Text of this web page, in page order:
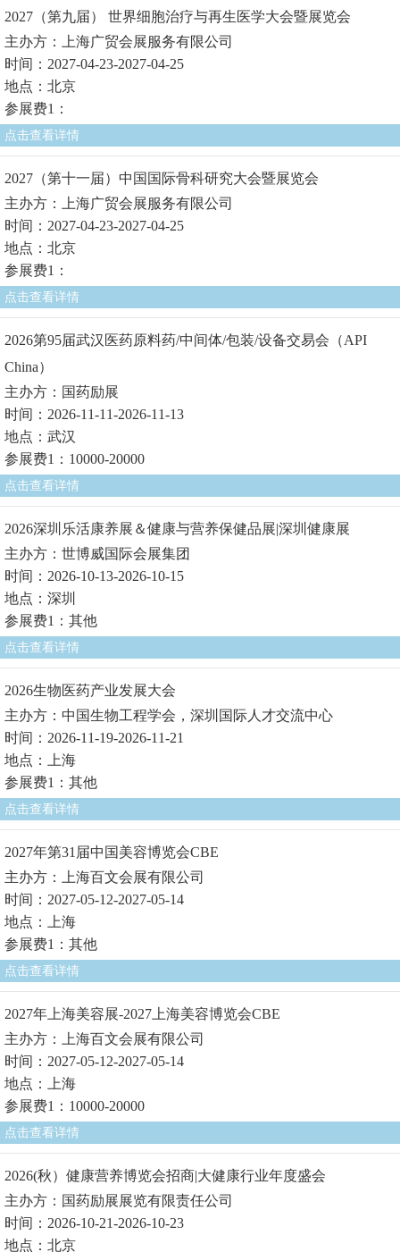
2027（第九届） 世界细胞治疗与再生医学大会暨展览会
主办方：上海广贸会展服务有限公司
时间：2027-04-23-2027-04-25
地点：北京
参展费1：
点击查看详情
2027（第十一届）中国国际骨科研究大会暨展览会
主办方：上海广贸会展服务有限公司
时间：2027-04-23-2027-04-25
地点：北京
参展费1：
点击查看详情
2026第95届武汉医药原料药/中间体/包装/设备交易会（API
China）
主办方：国药励展
时间：2026-11-11-2026-11-13
地点：武汉
参展费1：10000-20000
点击查看详情
2026深圳乐活康养展＆健康与营养保健品展|深圳健康展
主办方：世博威国际会展集团
时间：2026-10-13-2026-10-15
地点：深圳
参展费1：其他
点击查看详情
2026生物医药产业发展大会
主办方：中国生物工程学会，深圳国际人才交流中心
时间：2026-11-19-2026-11-21
地点：上海
参展费1：其他
点击查看详情
2027年第31届中国美容博览会CBE
主办方：上海百文会展有限公司
时间：2027-05-12-2027-05-14
地点：上海
参展费1：其他
点击查看详情
2027年上海美容展-2027上海美容博览会CBE
主办方：上海百文会展有限公司
时间：2027-05-12-2027-05-14
地点：上海
参展费1：10000-20000
点击查看详情
2026(秋）健康营养博览会招商|大健康行业年度盛会
主办方：国药励展展览有限责任公司
时间：2026-10-21-2026-10-23
地点：北京